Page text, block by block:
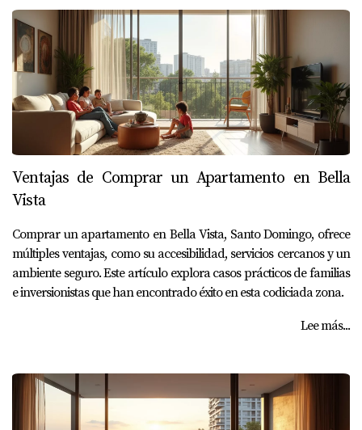
Ventajas de Comprar un Apartamento en Bella
Vista
Comprar un apartamento en Bella Vista, Santo Domingo, ofrece
múltiples ventajas, como su accesibilidad, servicios cercanos y un
ambiente seguro. Este artículo explora casos prácticos de familias
e inversionistas que han encontrado éxito en esta codiciada zona.
Lee más...